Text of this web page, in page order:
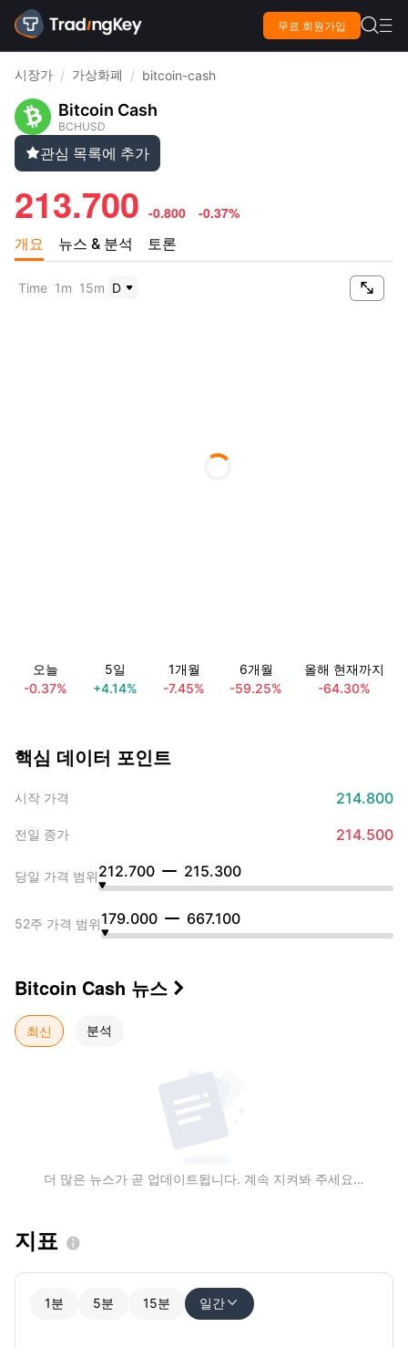
무료 회원가입  
시장가 / 가상화폐 / bitcoin-cash
Bitcoin Cash
BCHUSD
관심 목록에 추가
213.700 -0.800 -0.37%
개요 뉴스 & 분석 토론

Time 1m 15m D
오늘
-0.37%
5일
+4.14%
1개월
-7.45%
6개월
-59.25%
올해 현재까지
-64.30%
핵심 데이터 포인트
시작 가격 214.800
전일 종가 214.500
당일 가격 범위212.700 215.300
52주 가격 범위179.000 667.100
Bitcoin Cash 뉴스 
최신 분석
더 많은 뉴스가 곧 업데이트됩니다. 계속 지켜봐 주세요…
지표 
1분 5분 15분 일간